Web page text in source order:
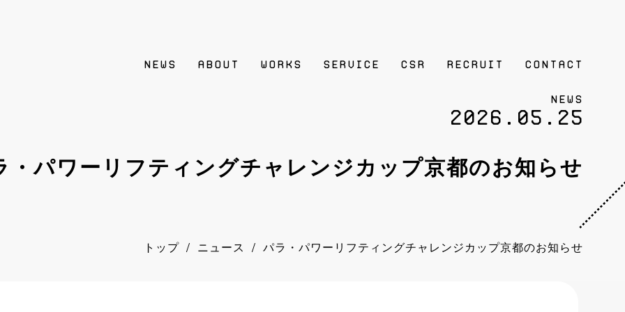
NEWS ABOUT WORKS SERVICE CSR RECRUIT contact
News
2026.05.25
・パワーリフティングチャレンジカップ京都のお知らせ
トップ / ニュース / パラ・パワーリフティングチャレンジカップ京都のお知らせ